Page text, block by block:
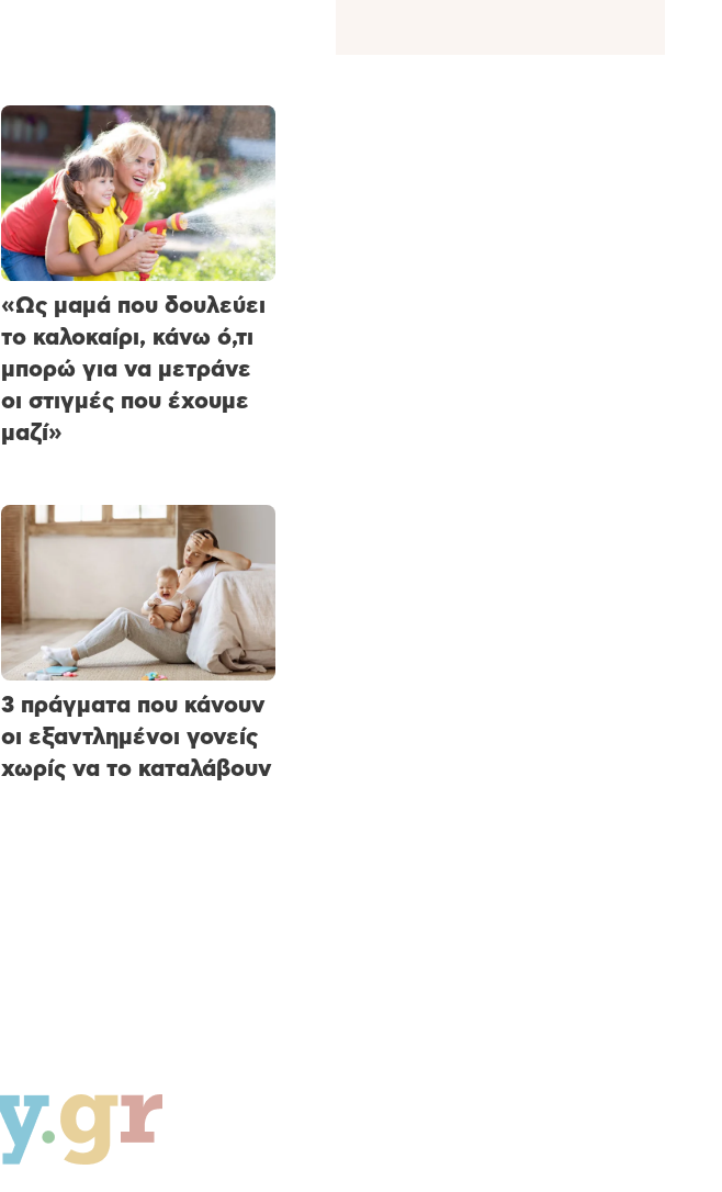
«Ως μαμά που δουλεύει
το καλοκαίρι, κάνω ό,τι
μπορώ για να μετράνε
οι στιγμές που έχουμε
μαζί»
3 πράγματα που κάνουν
οι εξαντλημένοι γονείς
χωρίς να το καταλάβουν